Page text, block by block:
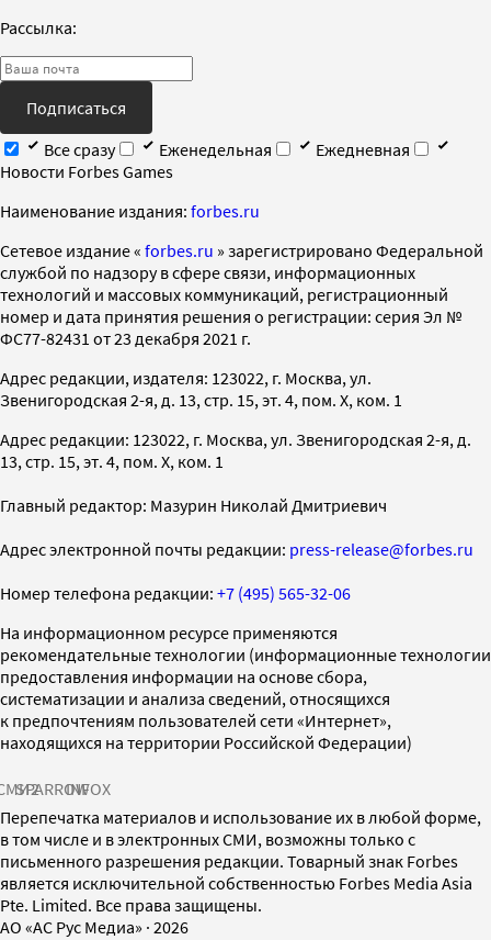
Рассылка:
Подписаться
Все сразу
Еженедельная
Ежедневная
Новости Forbes Games
Наименование издания: forbes.ru
Cетевое издание « forbes.ru » зарегистрировано Федеральной
службой по надзору в сфере связи, информационных
технологий и массовых коммуникаций, регистрационный
номер и дата принятия решения о регистрации: серия Эл №
ФС77-82431 от 23 декабря 2021 г.
Адрес редакции, издателя: 123022, г. Москва, ул.
Звенигородская 2-я, д. 13, стр. 15, эт. 4, пом. X, ком. 1
Адрес редакции: 123022, г. Москва, ул. Звенигородская 2-я, д.
13, стр. 15, эт. 4, пом. X, ком. 1
Главный редактор: Мазурин Николай Дмитриевич
Адрес электронной почты редакции: press-release@forbes.ru
Номер телефона редакции: +7 (495) 565-32-06
На информационном ресурсе применяются
рекомендательные технологии (информационные технологии
предоставления информации на основе сбора,
систематизации и анализа сведений, относящихся
к предпочтениям пользователей сети «Интернет»,
находящихся на территории Российской Федерации)
SPARROWINFOX
Перепечатка материалов и использование их в любой форме,
в том числе и в электронных СМИ, возможны только с
письменного разрешения редакции. Товарный знак Forbes
является исключительной собственностью Forbes Media Asia
Pte. Limited. Все права защищены.
AO «АС Рус Медиа» · 2026